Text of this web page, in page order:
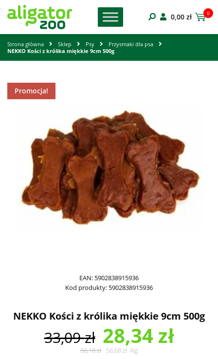
0,00 zł 0
Strona główna Sklep Psy
Przysmaki dla psa
NEKKO Kości z królika miękkie 9cm 500g
Promocja!
EAN: 5902838915936
Kod produkty: 5902838915936
NEKKO Kości z królika miękkie 9cm 500g
33,09zł 28,34 zł
66,18zł 56,68zł /kg